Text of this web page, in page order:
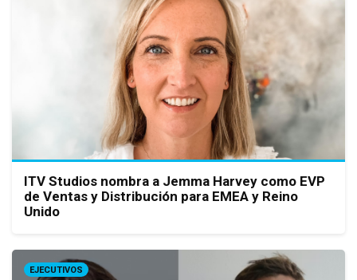
ITV Studios nombra a Jemma Harvey como EVP
de Ventas y Distribución para EMEA y Reino
Unido
EJECUTIVOS